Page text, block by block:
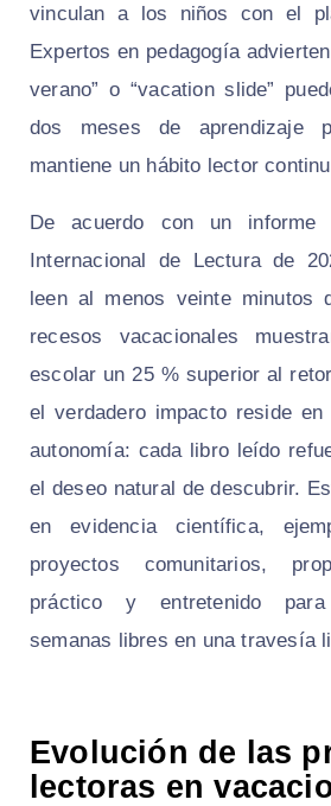
vinculan a los niños con el
Expertos en pedagogía
verano” o “vacation slide”
dos meses de aprendizaje
mantiene un hábito lector
De acuerdo con un informe
Internacional de Lectura de
leen al menos veinte minutos
recesos vacacionales
escolar un 25 % superior al
el verdadero impacto reside
autonomía: cada libro leído
el deseo natural de descubrir.
en evidencia científica,
proyectos comunitarios,
práctico y entretenido
semanas libres en una travesía
Evolución de las
lectoras en